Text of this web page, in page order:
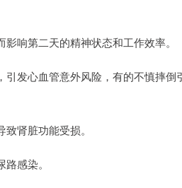
响第二天的精神状态和工作效率。
发心血管意外风险，有的不慎摔倒
肾脏功能受损。
感染。